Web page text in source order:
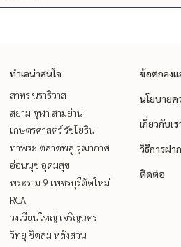
ทำเลน่าสนใจ
สาทร นราธิวาส
สยาม จุฬา สามย่าน
เกษตรศาสตร์ รัชโยธิน
ท่าพระ ตลาดพลู วุฒากาศ
อ่อนนุช อุดมสุข
พระราม 9 เพชรบุรีตัดใหม่
RCA
วงเวียนใหญ่ เจริญนคร
วิทยุ ชิดลม หลังสวน
ข้อตกลงแ
นโยบายค
เกี่ยวกับเร
วิธีการฝา
ติดต่อ